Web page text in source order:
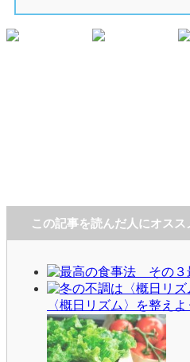
この記事を読んだ人にオスス
〈概日リズム〉を整えよ